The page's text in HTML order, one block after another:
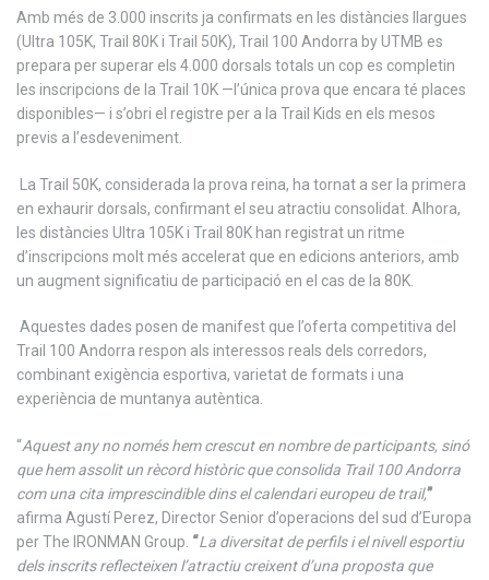
Amb més de 3.000 inscrits ja confirmats en les distàncies llargues
(Ultra 105K, Trail 80K i Trail 50K), Trail 100 Andorra by UTMB es
prepara per superar els 4.000 dorsals totals un cop es completin
les inscripcions de la Trail 10K —l’única prova que encara té places
disponibles— i s’obri el registre per a la Trail Kids en els mesos
previs a l’esdeveniment.
La Trail 50K, considerada la prova reina, ha tornat a ser la primera
en exhaurir dorsals, confirmant el seu atractiu consolidat. Alhora,
les distàncies Ultra 105K i Trail 80K han registrat un ritme
d’inscripcions molt més accelerat que en edicions anteriors, amb
un augment significatiu de participació en el cas de la 80K.
Aquestes dades posen de manifest que l’oferta competitiva del
Trail 100 Andorra respon als interessos reals dels corredors,
combinant exigència esportiva, varietat de formats i una
experiència de muntanya autèntica.
“Aquest any no només hem crescut en nombre de participants, sinó
que hem assolit un rècord històric que consolida Trail 100 Andorra
com una cita imprescindible dins el calendari europeu de trail,”
afirma Agustí Perez, Director Senior d’operacions del sud d’Europa
per The IRONMAN Group. “La diversitat de perfils i el nivell esportiu
dels inscrits reflecteixen l’atractiu creixent d’una proposta que